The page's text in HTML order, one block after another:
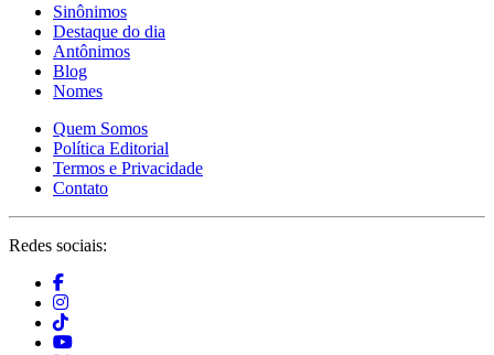
Sinônimos
Destaque do dia
Antônimos
Blog
Nomes
Quem Somos
Política Editorial
Termos e Privacidade
Contato
Redes sociais: